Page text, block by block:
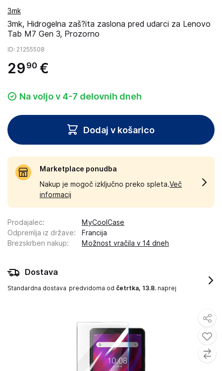
3mk
3mk, Hidrogelna zaš?ita zaslona pred udarci za Lenovo
Tab M7 Gen 3, Prozorno
ID: 21255508
29 90 €
Na voljo v 4-7 delovnih dneh
Dodaj v košarico
Marketplace ponudba
Nakup je mogoč izključno preko spleta.Več
informacij
Prodajalec:
MyCoolCase
Odpremlja iz države:
Francija
Brezskrben nakup: Možnost vračila v 14 dneh
Dostava
Standardna dostava predvidoma od četrtka, 13.8. naprej